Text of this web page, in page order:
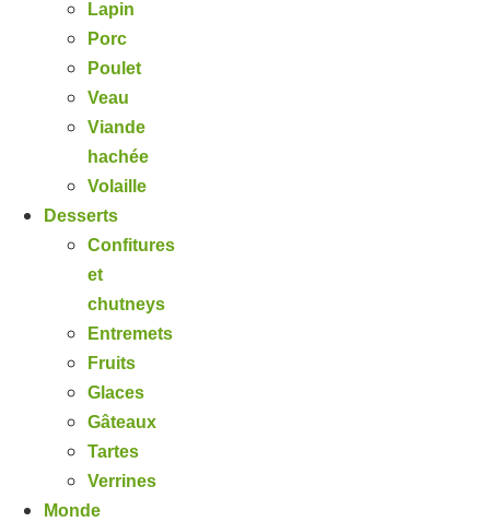
Lapin
Porc
Poulet
Veau
Viande
hachée
Volaille
Desserts
Confitures
et
chutneys
Entremets
Fruits
Glaces
Gâteaux
Tartes
Verrines
Monde